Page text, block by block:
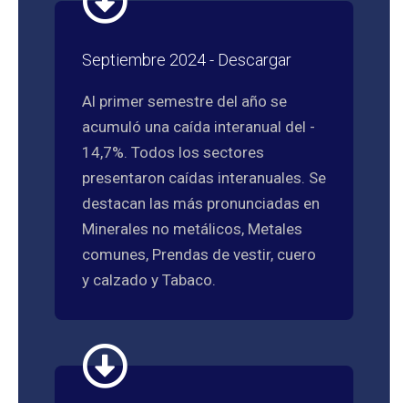
Septiembre 2024 - Descargar
Al primer semestre del año se
acumuló una caída interanual del -
14,7%. Todos los sectores
presentaron caídas interanuales. Se
destacan las más pronunciadas en
Minerales no metálicos, Metales
comunes, Prendas de vestir, cuero
y calzado y Tabaco.